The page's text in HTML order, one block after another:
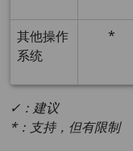
其他操作
系统
*
✓：建议
*：支持，但有限制